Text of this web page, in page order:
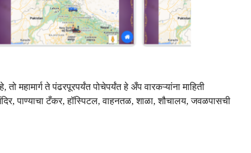
महामार्ग ते पंढरपूरपर्यंत पोचेपर्यंत हे अँप वारकऱ्यांना माहिती
पाण्याचा टँकर, हॉस्पिटल, वाहनतळ, शाळा, शौचालय, जवळपासची